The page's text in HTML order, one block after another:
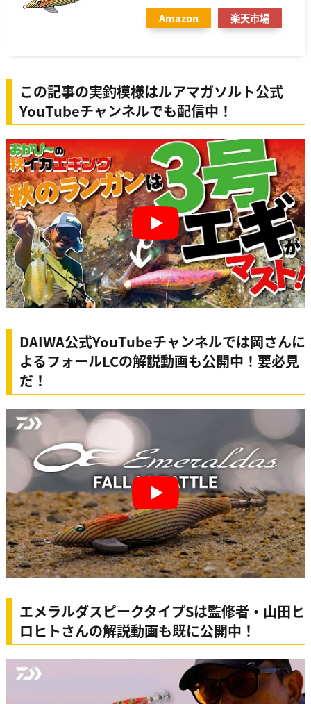
Amazon 楽天市場
この記事の実釣模様はルアマガソルト公式
YouTubeチャンネルでも配信中！
Play
DAIWA公式YouTubeチャンネルでは岡さんに
よるフォールLCの解説動画も公開中！要必見
だ！
Play
エメラルダスピークタイプSは監修者・山田ヒ
ロヒトさんの解説動画も既に公開中！